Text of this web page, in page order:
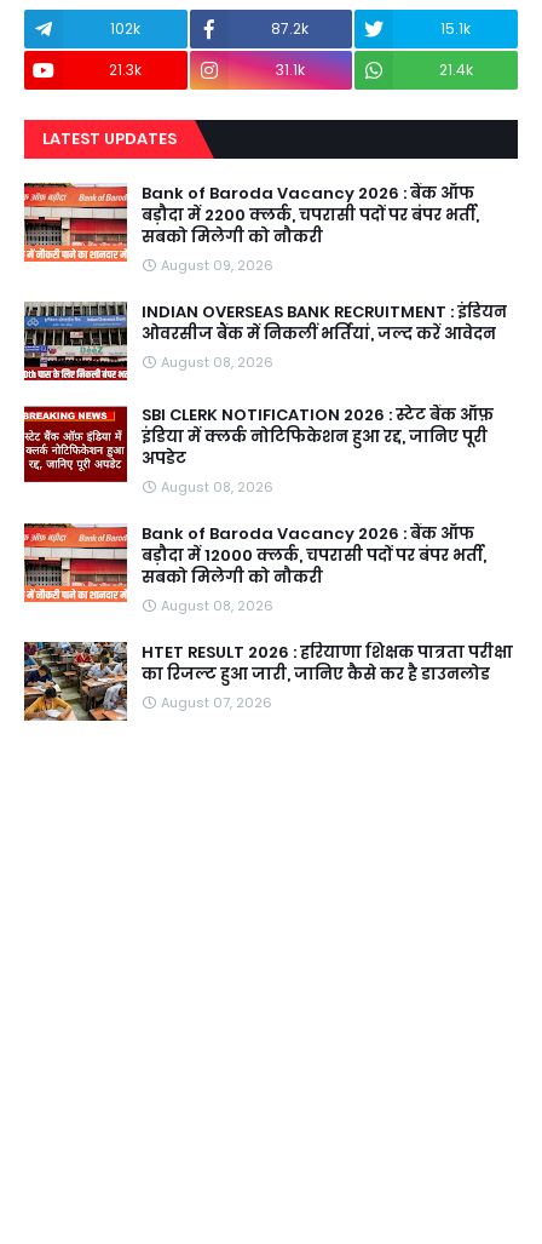
102k 87.2k
15.1k
21.3k
31.1k 21.4k
LATEST UPDATES
Bank of Baroda Vacancy 2026 : बैंक ऑफ
बड़ौदा में 2200 क्लर्क, चपरासी पदों पर बंपर भर्ती,
सबको मिलेगी को नौकरी
August 09, 2026
INDIAN OVERSEAS BANK RECRUITMENT : इंडियन
ओवरसीज बैंक में निकलीं भर्तियां, जल्द करें आवेदन
August 08, 2026
SBI CLERK NOTIFICATION 2026 : स्टेट बैंक ऑफ़
इंडिया में क्लर्क नोटिफिकेशन हुआ रद्द, जानिए पूरी
अपडेट
August 08, 2026
Bank of Baroda Vacancy 2026 : बैंक ऑफ
बड़ौदा में 12000 क्लर्क, चपरासी पदों पर बंपर भर्ती,
सबको मिलेगी को नौकरी
August 08, 2026
HTET RESULT 2026 : हरियाणा शिक्षक पात्रता परीक्षा
का रिजल्ट हुआ जारी, जानिए कैसे कर है डाउनलोड
August 07, 2026